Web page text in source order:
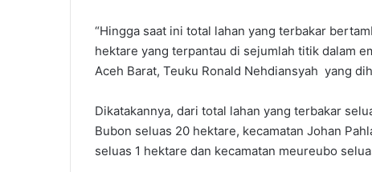
“Hingga saat ini total lahan yang terbakar
hektare yang terpantau di sejumlah titik dalam
Aceh Barat, Teuku Ronald Nehdiansyah yang
Dikatakannya, dari total lahan yang terbakar
Bubon seluas 20 hektare, kecamatan Johan
seluas 1 hektare dan kecamatan meureubo